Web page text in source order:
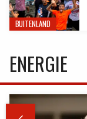
BUITENLAND
ENERGIE